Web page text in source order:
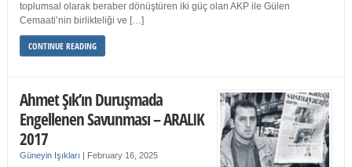
toplumsal olarak beraber dönüştüren iki güç olan AKP ile Gülen
Cemaati’nin birlikteliği ve […]
CONTINUE READING
Ahmet Şık’ın Duruşmada
Engellenen Savunması – ARALIK
2017
Güneyin Işıkları | February 16, 2025